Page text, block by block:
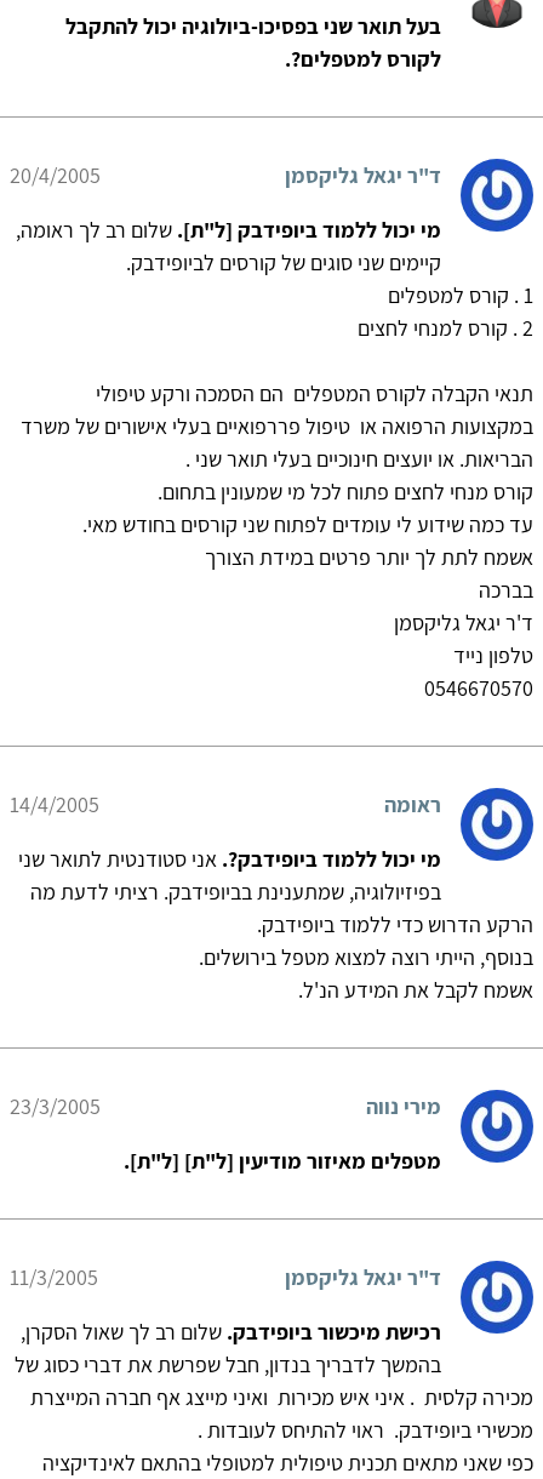
בעל תואר שני בפסיכו-ביולוגיה יכול להתקבל
לקורס למטפלים?.
ד"ר יגאל גליקסמן
20/4/2005
מי יכול ללמוד ביופידבק [ל"ת]. שלום רב לך ראומה,
קיימים שני סוגים של קורסים לביופידבק.
1 . קורס למטפלים
2 . קורס למנחי לחצים
תנאי הקבלה לקורס המטפלים הם הסמכה ורקע טיפולי
במקצועות הרפואה או טיפול פררפואיים בעלי אישורים של משרד
הבריאות. או יועצים חינוכיים בעלי תואר שני .
קורס מנחי לחצים פתוח לכל מי שמעונין בתחום.
עד כמה שידוע לי עומדים לפתוח שני קורסים בחודש מאי.
אשמח לתת לך יותר פרטים במידת הצורך
בברכה
ד'ר יגאל גליקסמן
טלפון נייד
0546670570
ראומה
14/4/2005
מי יכול ללמוד ביופידבק?. אני סטודנטית לתואר שני
בפיזיולוגיה, שמתענינת בביופידבק. רציתי לדעת מה
הרקע הדרוש כדי ללמוד ביופידבק.
בנוסף, הייתי רוצה למצוא מטפל בירושלים.
אשמח לקבל את המידע הנ'ל.
מירי נווה
23/3/2005
מטפלים מאיזור מודיעין [ל"ת] [ל"ת].
ד"ר יגאל גליקסמן
11/3/2005
רכישת מיכשור ביופידבק. שלום רב לך שאול הסקרן,
בהמשך לדבריך בנדון, חבל שפרשת את דברי כסוג של
מכירה קלסית . איני איש מכירות ואיני מייצג אף חברה המייצרת
מכשירי ביופידבק. ראוי להתיחס לעובדות .
כפי שאני מתאים תכנית טיפולית למטופלי בהתאם לאינדיקציה